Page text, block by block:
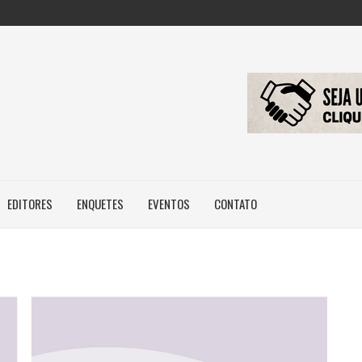
EDITORES ENQUETES EVENTOS CONTATO